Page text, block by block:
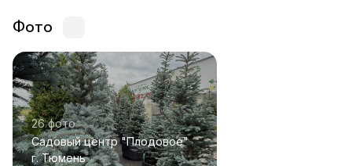
Фото
26 фото
Садовый центр "Плодовое"
г. Тюмень